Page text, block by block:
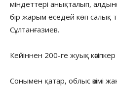
міндеттері анықталып,
бір жарым еседей көп салық
Сұлтанғазиев.
Кейіннен 200-ге жуық кәсіпкер
Сонымен қатар, облыс әкімі